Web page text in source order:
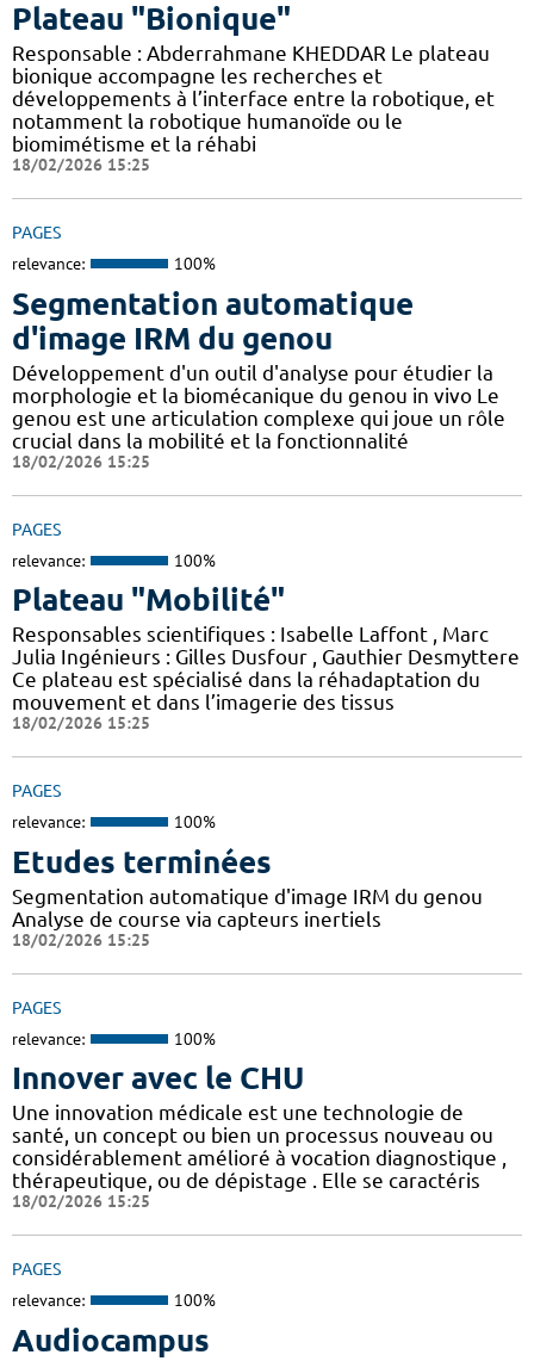
Plateau "Bionique"
Responsable : Abderrahmane KHEDDAR Le plateau
bionique accompagne les recherches et
développements à l’interface entre la robotique, et
notamment la robotique humanoïde ou le
biomimétisme et la réhabi
18/02/2026 15:25
PAGES
relevance: 100%
Segmentation automatique
d'image IRM du genou
Développement d'un outil d'analyse pour étudier la
morphologie et la biomécanique du genou in vivo Le
genou est une articulation complexe qui joue un rôle
crucial dans la mobilité et la fonctionnalité
18/02/2026 15:25
PAGES
relevance: 100%
Plateau "Mobilité"
Responsables scientifiques : Isabelle Laffont , Marc
Julia Ingénieurs : Gilles Dusfour , Gauthier Desmyttere
Ce plateau est spécialisé dans la réhadaptation du
mouvement et dans l’imagerie des tissus
18/02/2026 15:25
PAGES
relevance: 100%
Etudes terminées
Segmentation automatique d'image IRM du genou
Analyse de course via capteurs inertiels
18/02/2026 15:25
PAGES
relevance: 100%
Innover avec le CHU
Une innovation médicale est une technologie de
santé, un concept ou bien un processus nouveau ou
considérablement amélioré à vocation diagnostique ,
thérapeutique, ou de dépistage . Elle se caractéris
18/02/2026 15:25
PAGES
relevance: 100%
Audiocampus